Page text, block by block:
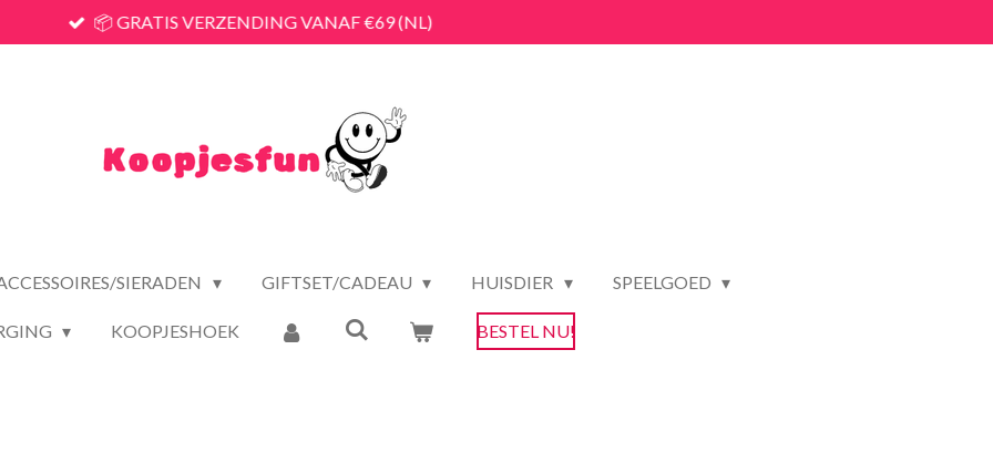
📦 GRATIS VERZENDING VANAF €69 (NL)
SIERADEN GIFTSET/CADEAU HUISDIER SPEELGOED
KOOPJESHOEK BESTEL NU!